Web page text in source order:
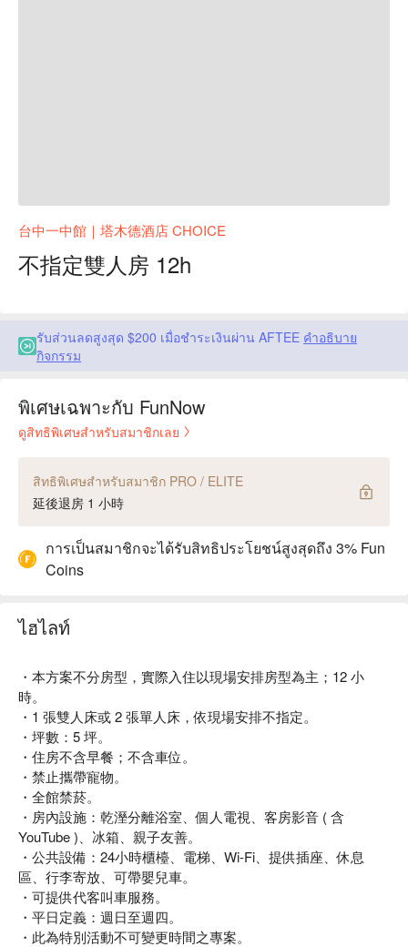
台中一中館｜塔木德酒店 CHOICE
不指定雙人房 12h
รับส่วนลดสูงสุด $200 เมื่อชำระเงินผ่าน AFTEE คำอธิบาย
กิจกรรม
พิเศษเฉพาะกับ FunNow
ดูสิทธิพิเศษสำหรับสมาชิกเลย
สิทธิพิเศษสำหรับสมาชิก PRO / ELITE
延後退房 1 小時
การเป็นสมาชิกจะได้รับสิทธิประโยชน์สูงสุดถึง 3% Fun
Coins
ไฮไลท์
・本方案不分房型，實際入住以現場安排房型為主；12 小
時。
・1 張雙人床或 2 張單人床，依現場安排不指定。
・坪數：5 坪。
・住房不含早餐；不含車位。
・禁止攜帶寵物。
・全館禁菸。
・房內設施：乾溼分離浴室、個人電視、客房影音 ( 含
YouTube )、冰箱、親子友善。
・公共設備：24小時櫃檯、電梯、Wi-Fi、提供插座、休息
區、行李寄放、可帶嬰兒車。
・可提供代客叫車服務。
・平日定義：週日至週四。
・此為特別活動不可變更時間之專案。